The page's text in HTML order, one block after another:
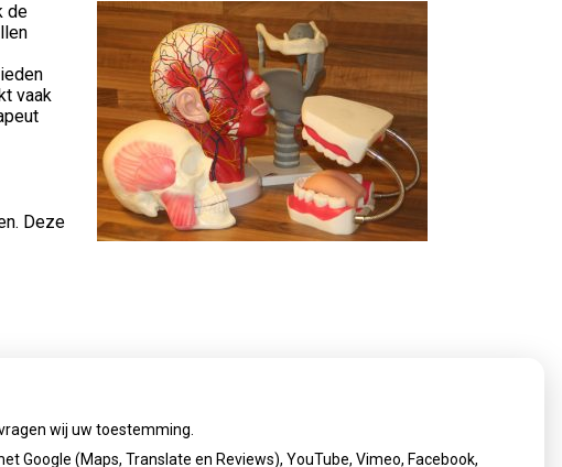
de
vaak
Deze
wij uw toestemming.
(Maps, Translate en Reviews), YouTube, Vimeo, Facebook,